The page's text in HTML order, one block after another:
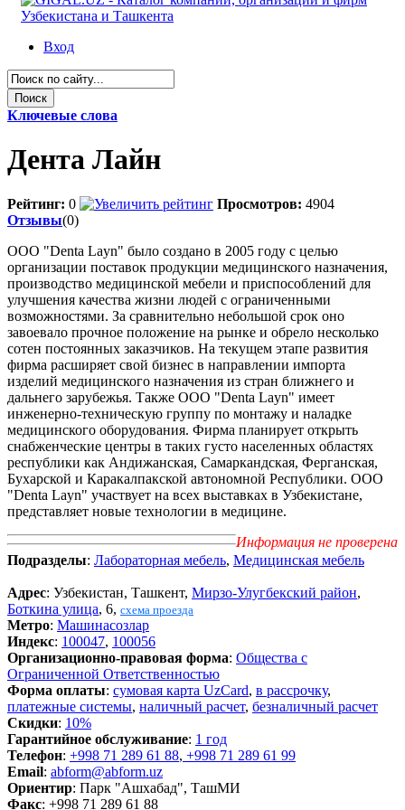
Вход
Ключевые слова
Дента Лайн
Рейтинг: 0 Просмотров: 4904
Отзывы(0)
OOO "Denta Layn" было создано в 2005 году с целью
организации поставок продукции медицинского назначения,
производство медицинской мебели и приспособлений для
улучшения качества жизни людей с ограниченными
возможностями. За сравнительно небольшой срок оно
завоевало прочное положение на рынке и обрело несколько
сотен постоянных заказчиков. На текущем этапе развития
фирма расширяет свой бизнес в направлении импорта
изделий медицинского назначения из стран ближнего и
дальнего зарубежья. Также OOO "Denta Layn" имеет
инженерно-техническую группу по монтажу и наладке
медицинского оборудования. Фирма планирует открыть
снабженческие центры в таких густо населенных областях
республики как Андижанская, Самаркандская, Ферганская,
Бухарской и Каракалпакской автономной Республики. OOO
"Denta Layn" участвует на всех выставках в Узбекистане,
представляет новые технологии в медицине.
Информация не проверена
Подразделы: Лабораторная мебель, Медицинская мебель
Адрес: Узбекистан, Ташкент, Мирзо-Улугбекский район,
Боткина улица, 6, схема проезда
Метро: Машинасозлар
Индекс: 100047, 100056
Организационно-правовая форма: Общества с
Ограниченной Ответственностью
Форма оплаты: сумовая карта UzCard, в рассрочку,
платежные системы, наличный расчет, безналичный расчет
Скидки: 10%
Гарантийное обслуживание: 1 год
Телефон: +998 71 289 61 88, +998 71 289 61 99
Email: abform@abform.uz
Ориентир: Парк "Ашхабад", ТашМИ
Факс: +998 71 289 61 88